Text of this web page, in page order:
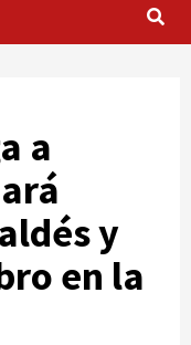
a
y
en la